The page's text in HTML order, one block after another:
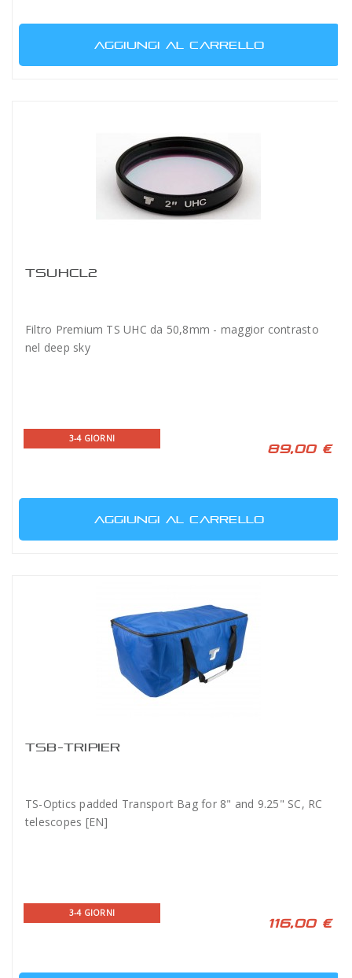
AGGIUNGI AL CARRELLO
TSUHCL2
Filtro Premium TS UHC da 50,8mm - maggior contrasto
nel deep sky
3-4 GIORNI
89,00 €
AGGIUNGI AL CARRELLO
TSB-TRIPIER
TS-Optics padded Transport Bag for 8" and 9.25" SC, RC
telescopes [EN]
3-4 GIORNI
116,00 €